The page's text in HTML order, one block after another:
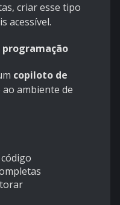
criar esse tipo
acessível.
copiloto de
ambiente de